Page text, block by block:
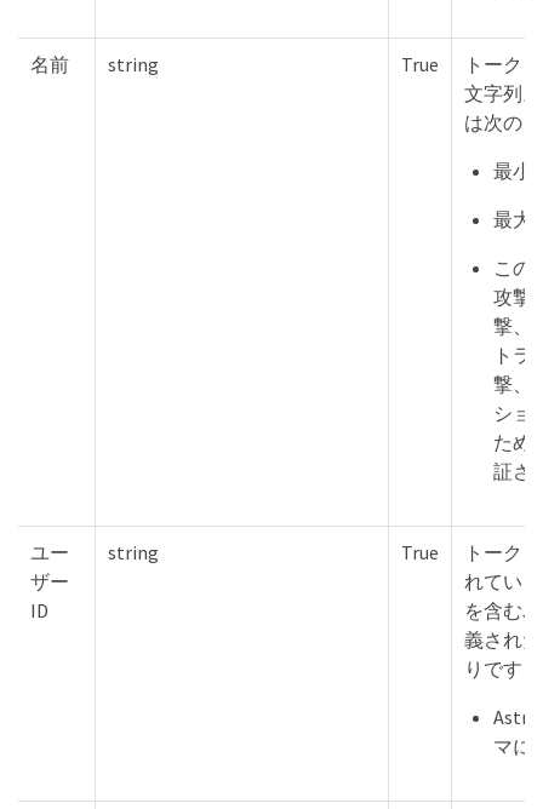
名前 string True
トーク
文字列
は次の
最小
最大
この
攻撃
撃、
トラ
撃、
ショ
ため
証さ
ユー
ザー
ID
string True
トーク
れてい
を含む
義され
りです：
マに